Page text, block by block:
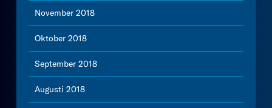
November 2018
Oktober 2018
September 2018
Augusti 2018